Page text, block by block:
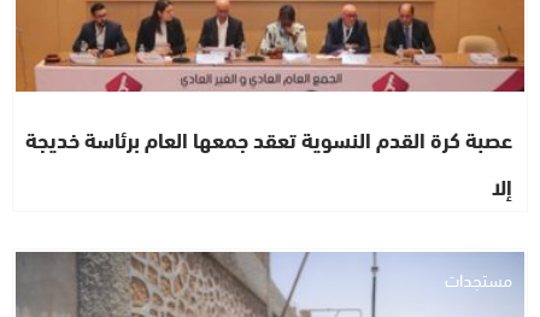
عصبة كرة القدم النسوية تعقد جمعها العام برئاسة خديجة
إلا
مستجدات